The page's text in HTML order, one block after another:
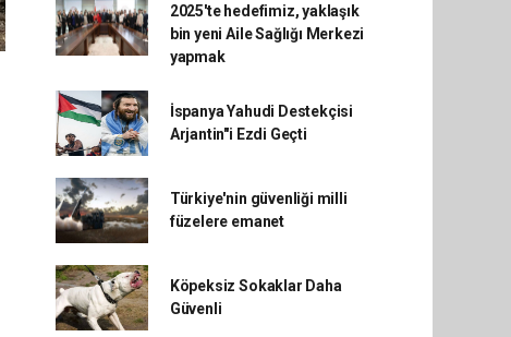
2025'te hedefimiz, yaklaşık
bin yeni Aile Sağlığı Merkezi
yapmak
İspanya Yahudi Destekçisi
Arjantin"i Ezdi Geçti
Türkiye'nin güvenliği milli
füzelere emanet
Köpeksiz Sokaklar Daha
Güvenli